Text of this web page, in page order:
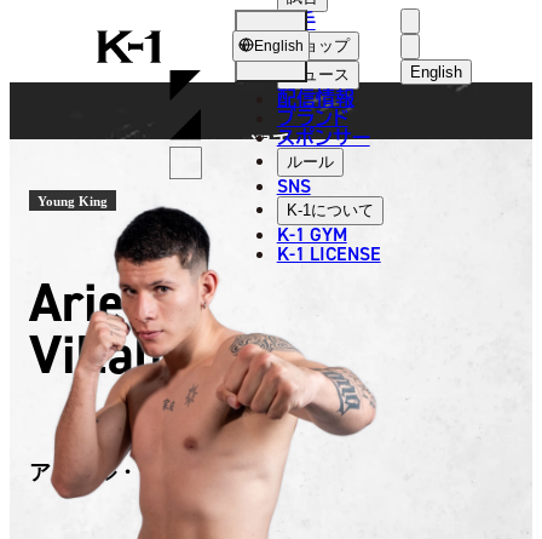
K-
1
English
選手
ショップ
ニュース
配信情報
ブランド
スポンサー
ルール
SNS
K-1について
K-1 GYM
K-1 LICENSE
English
FIGHTER
選手
Young King
Ariel
Villalba
アリエル・ビジャルバ